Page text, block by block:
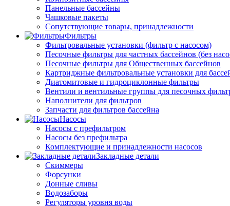
Панельные бассейны
Чашковые пакеты
Сопутствующие товары, принадлежности
Фильтры
Фильтровальные установки (фильтр с насосом)
Песочные фильтры для частных бассейнов (без
Песочные фильтры для Общественных бассейнов
Картриджные фильтровальные установки для
Диатомитовые и гидроциклонные фильтры
Вентили и вентильные группы для песочных
Наполнители для фильтров
Запчасти для фильтров бассейна
Насосы
Насосы с префильтром
Насосы без префильтра
Комплектующие и принадлежности насосов
Закладные детали
Скиммеры
Форсунки
Донные сливы
Водозаборы
Регуляторы уровня воды